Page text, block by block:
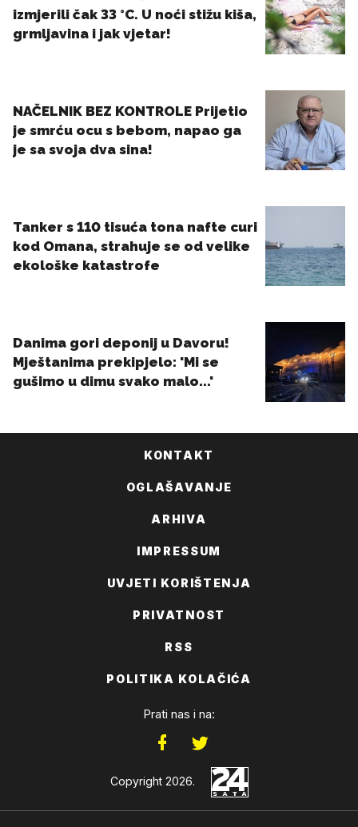
KONTAKT
OGLAŠAVANJE
ARHIVA
IMPRESSUM
UVJETI KORIŠTENJA
PRIVATNOST
RSS
POLITIKA KOLAČIĆA
Prati nas i na:
Copyright 2026.